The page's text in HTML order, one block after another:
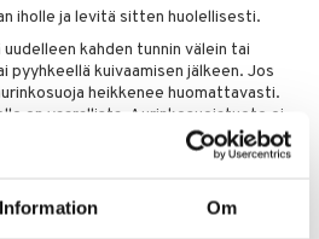
Information Om
iholle ja levitä sitten huolellisesti.
kahden tunnin välein tai
pyyhkeellä kuivaamisen jälkeen. Jos
heikkenee huomattavasti.
on vaarallista. Aurinkosuojatuote ei
auringolle keskipäivällä.
C12-15 ALKYL BENZOATE,